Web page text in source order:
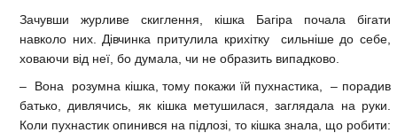
Зачувши журливе скиглення, кішка Багіра почала бігати
навколо них. Дівчинка притулила крихітку сильніше до себе,
ховаючи від неї, бо думала, чи не образить випадково.
– Вона розумна кішка, тому покажи їй пухнастика, – порадив
батько, дивлячись, як кішка метушилася, заглядала на руки.
Коли пухнастик опинився на підлозі, то кішка знала, що робити: